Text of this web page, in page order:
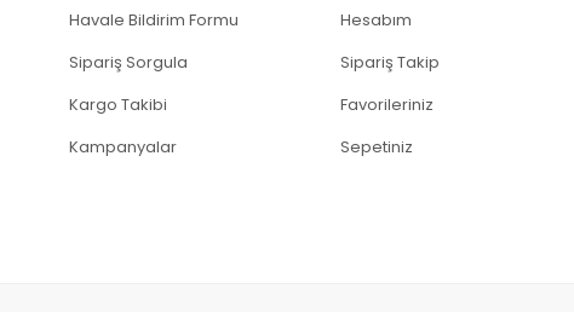
Havale Bildirim Formu
Sipariş Sorgula
Kargo Takibi
Kampanyalar
Hesabım
Sipariş Takip
Favorileriniz
Sepetiniz